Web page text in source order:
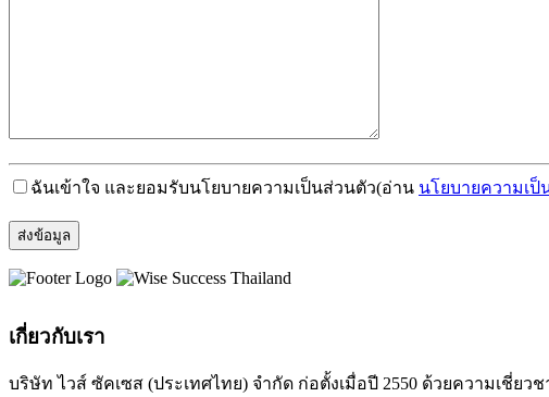
ฉันเข้าใจ และยอมรับนโยบายความเป็นส่วนตัว(อ่าน นโยบายความเป็
เกี่ยวกับเรา
บริษัท ไวส์ ซัคเซส (ประเทศไทย) จำกัด ก่อตั้งเมื่อปี 2550 ด้วยความเ